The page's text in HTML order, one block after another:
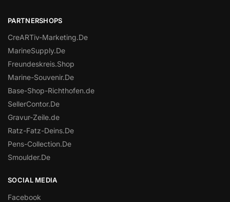
PARTNERSHOPS
CreARTiv-Marketing.De
MarineSupply.De
Freundeskreis.Shop
Marine-Souvenir.De
Base-Shop-Richthofen.de
SellerContor.De
Gravur-Zeile.de
Ratz-Fatz-Deins.De
Pens-Collection.De
Smoulder.De
SOCIAL MEDIA
Facebook